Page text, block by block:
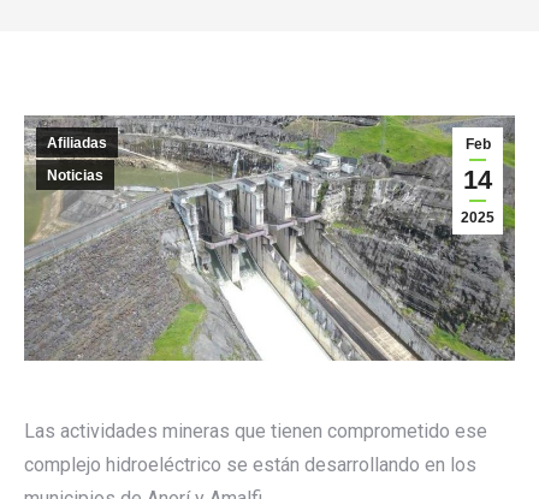
Feb
14
2025
Afiliadas
Noticias
Las actividades mineras que tienen comprometido ese
complejo hidroeléctrico se están desarrollando en los